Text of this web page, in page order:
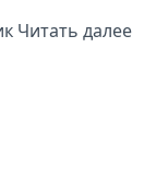
Читать далее